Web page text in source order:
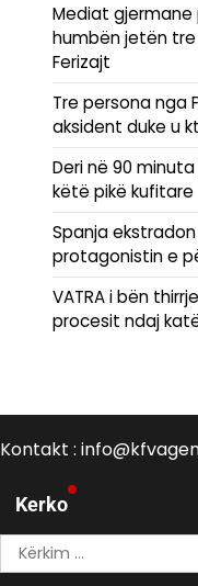
Mediat gjermane
humbën jetën
Ferizajt
Tre persona nga
aksident duke u
Deri në 90
këtë pikë kufitare
Spanja ekstradon
protagonistin e
VATRA i bën
procesit ndaj
Kontakt :
Kerko
Kërko
për: